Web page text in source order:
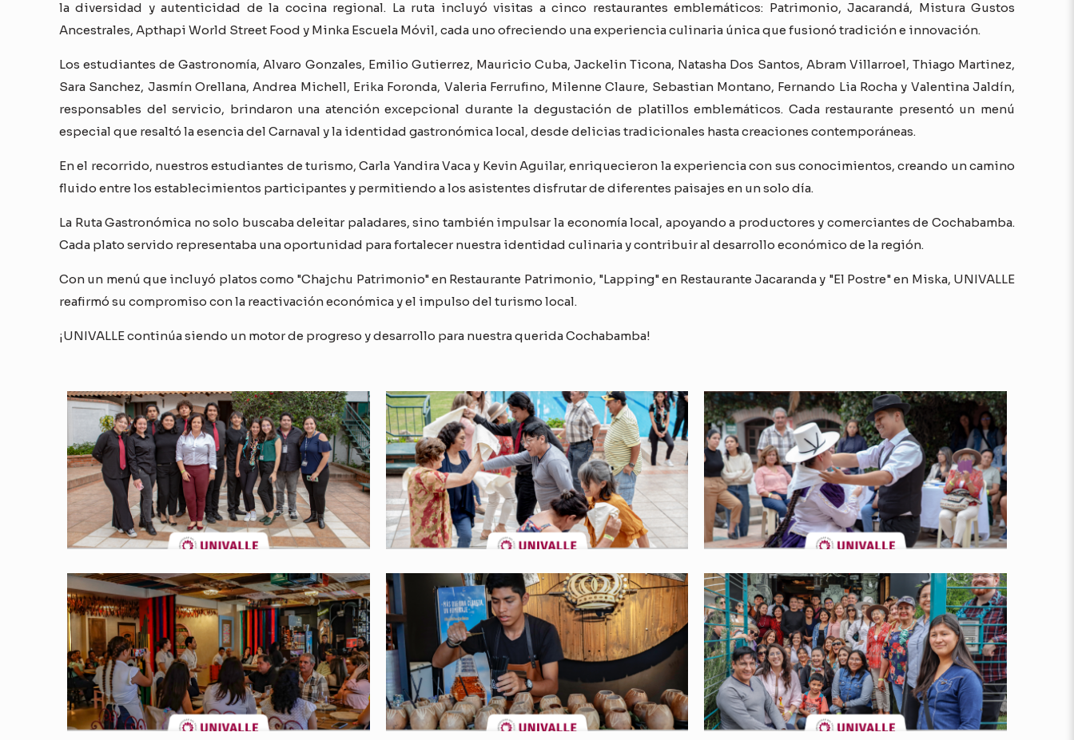
la diversidad y autenticidad de la cocina regional. La ruta incluyó visitas a cinco restaurantes emblemáticos: Patrimonio, Jacarandá, Mistura Gustos
Ancestrales, Apthapi World Street Food y Minka Escuela Móvil, cada uno ofreciendo una experiencia culinaria única que fusionó tradición e innovación.
Los estudiantes de Gastronomía, Alvaro Gonzales, Emilio Gutierrez, Mauricio Cuba, Jackelin Ticona, Natasha Dos Santos, Abram Villarroel, Thiago Martinez,
Sara Sanchez, Jasmín Orellana, Andrea Michell, Erika Foronda, Valeria Ferrufino, Milenne Claure, Sebastian Montano, Fernando Lia Rocha y Valentina Jaldín,
responsables del servicio, brindaron una atención excepcional durante la degustación de platillos emblemáticos. Cada restaurante presentó un menú
especial que resaltó la esencia del Carnaval y la identidad gastronómica local, desde delicias tradicionales hasta creaciones contemporáneas.
En el recorrido, nuestros estudiantes de turismo, Carla Yandira Vaca y Kevin Aguilar, enriquecieron la experiencia con sus conocimientos, creando un camino
fluido entre los establecimientos participantes y permitiendo a los asistentes disfrutar de diferentes paisajes en un solo día.
La Ruta Gastronómica no solo buscaba deleitar paladares, sino también impulsar la economía local, apoyando a productores y comerciantes de Cochabamba.
Cada plato servido representaba una oportunidad para fortalecer nuestra identidad culinaria y contribuir al desarrollo económico de la región.
Con un menú que incluyó platos como "Chajchu Patrimonio" en Restaurante Patrimonio, "Lapping" en Restaurante Jacaranda y "El Postre" en Miska, UNIVALLE
reafirmó su compromiso con la reactivación económica y el impulso del turismo local.
¡UNIVALLE continúa siendo un motor de progreso y desarrollo para nuestra querida Cochabamba!